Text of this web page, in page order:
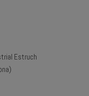
Estruch